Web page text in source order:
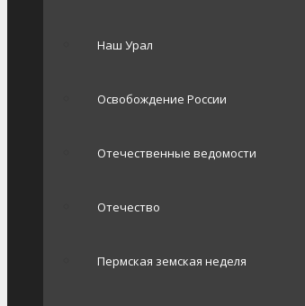
Наш Урал
Освобождение России
Отечественные ведомости
Отечество
Пермская земская неделя